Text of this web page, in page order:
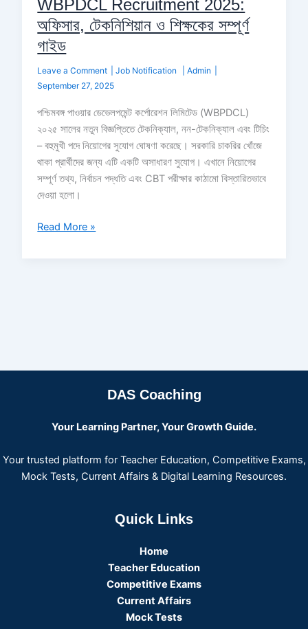
WBPDCL Recruitment 2025:
অফিসার, টেকনিশিয়ান ও শিক্ষকের সম্পূর্ণ
গাইড
Leave a Comment |Job Notification |Admin
September 27, 2025
পশ্চিমবঙ্গ পাওয়ার ডেভেলপমেন্ট কর্পোরেশন লিমিটেড (WBPDCL)
২০২৫ সালের নতুন বিজ্ঞপ্তিতে টেকনিক্যাল, নন-টেকনিক্যাল এবং টিচিং
– বহুমুখী পদে নিয়োগের সুযোগ ঘোষণা করেছে। সরকারি চাকরির খোঁজে
থাকা প্রার্থীদের জন্য এটি একটি অসাধারণ সুযোগ। এখানে নিয়োগের
সম্পূর্ণ তথ্য, নির্বাচন পদ্ধতি এবং CBT পরীক্ষার কাঠামো বিস্তারিতভাবে
দেওয়া হলো।
Read More »
DAS Coaching
Your Learning Partner, Your Growth Guide.
Your trusted platform for Teacher Education, Competitive Exams,
Mock Tests, Current Affairs & Digital Learning Resources.
Quick Links
Home
Teacher Education
Competitive Exams
Current Affairs
Mock Tests